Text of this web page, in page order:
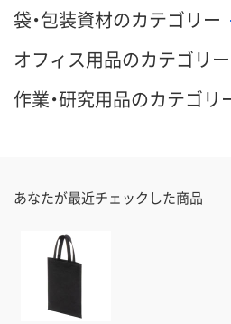
袋・包装資材のカテゴリー
オフィス用品のカテゴリー
作業・研究用品のカテゴリ
あなたが最近チェックした商品